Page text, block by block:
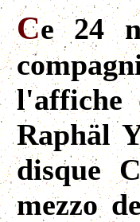
Ce 24
l'affiche
Raphäl
disque
mezzo